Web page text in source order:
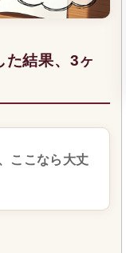
た結果、3ヶ
ここなら大丈